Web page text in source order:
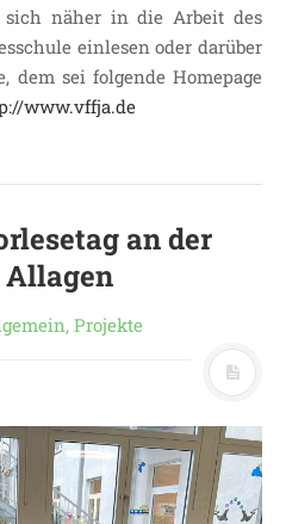
sich näher in die Arbeit des
einlesen oder darüber
dem sei folgende Homepage
www.vffja.de
an der
Allagen
, Projekte